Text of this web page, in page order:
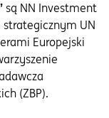
są NN Investment
strategicznym UN
Europejski
(ZBP).